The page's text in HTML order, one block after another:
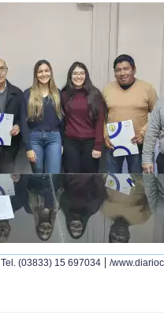
Tel. (03833) 15 697034 | /